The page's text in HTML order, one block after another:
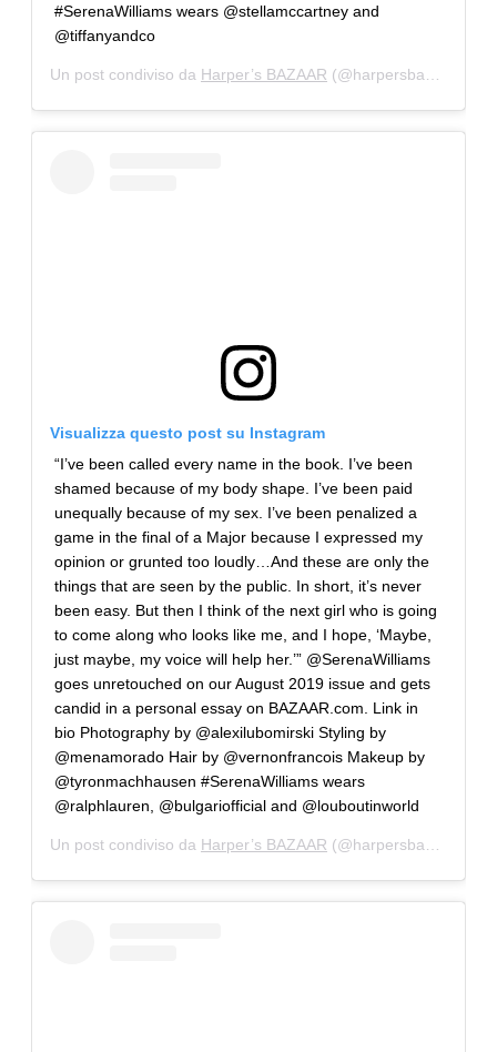
#SerenaWilliams wears @stellamccartney and
@tiffanyandco
Un post condiviso da Harper’s BAZAAR (@harpersbazaarus) in data:
Visualizza questo post su Instagram
“I’ve been called every name in the book. I’ve been
shamed because of my body shape. I’ve been paid
unequally because of my sex. I’ve been penalized a
game in the final of a Major because I expressed my
opinion or grunted too loudly…And these are only the
things that are seen by the public. In short, it’s never
been easy. But then I think of the next girl who is going
to come along who looks like me, and I hope, ‘Maybe,
just maybe, my voice will help her.’” @SerenaWilliams
goes unretouched on our August 2019 issue and gets
candid in a personal essay on BAZAAR.com. Link in
bio Photography by @alexilubomirski Styling by
@menamorado Hair by @vernonfrancois Makeup by
@tyronmachhausen #SerenaWilliams wears
@ralphlauren, @bulgariofficial and @louboutinworld
Un post condiviso da Harper’s BAZAAR (@harpersbazaarus) in data: